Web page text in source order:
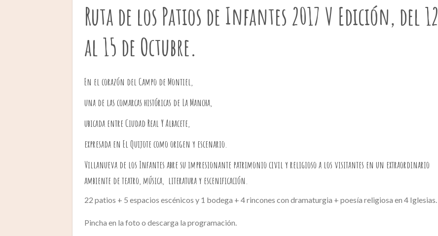
Ruta de los Patios de Infantes 2017 V Edición, del 12
al 15 de Octubre.
En el corazón del Campo de Montiel,
una de las comarcas históricas de La Mancha,
ubicada entre Ciudad Real Y Albacete,
expresada en El Quijote como origen y escenario.
Villanueva de los Infantes abre su impresionante patrimonio civil y religioso a los visitantes en un extraordinario
ambiente de teatro, música, literatura y escenificación.
22 patios + 5 espacios escénicos y 1 bodega + 4 rincones con dramaturgia + poesía religiosa en 4 Iglesias.
Pincha en la foto o descarga la programación.